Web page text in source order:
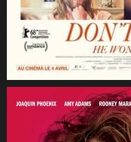
CineSam 17 avril 2018